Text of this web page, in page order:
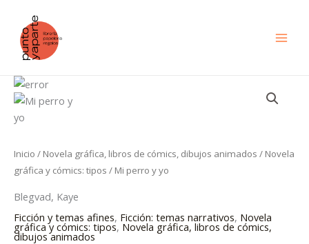
contenido
Inicio / Novela gráfica, libros de cómics, dibujos animados / Novela
gráfica y cómics: tipos / Mi perro y yo
Blegvad, Kaye
Ficción y temas afines, Ficción: temas narrativos, Novela
gráfica y cómics: tipos, Novela gráfica, libros de cómics,
dibujos animados
Mi
perro
y
cantidad